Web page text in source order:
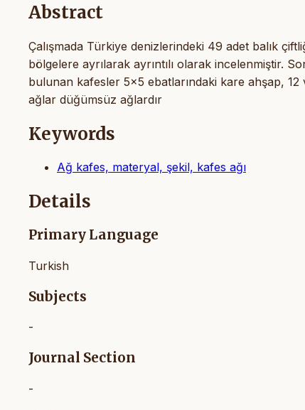
Abstract
Çalışmada Türkiye denizlerindeki 49 adet balık
bölgelere ayrılarak ayrıntılı olarak incelenmiştir.
bulunan kafesler 5x5 ebatlarındaki kare ahşap,
ağlar düğümsüz ağlardır
Keywords
Ağ kafes, materyal, şekil, kafes ağı
Details
Primary Language
Turkish
Subjects
-
Journal Section
-